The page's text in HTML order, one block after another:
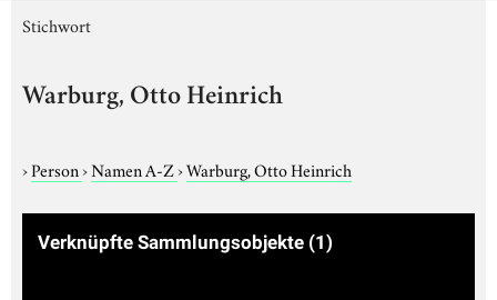
Stichwort
Warburg, Otto Heinrich
›Person›Namen A-Z›Warburg, Otto Heinrich
Verknüpfte Sammlungsobjekte (1)